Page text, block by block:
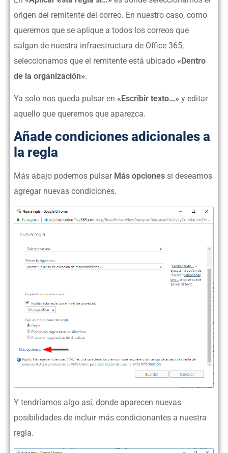
origen del remitente del correo. En nuestro caso, como
queremos que se aplique a todos los correos que
salgan de nuestra infraestructura de Office 365,
seleccionamos que el remitente está ubicado «Dentro
de la organización».
Ya solo nos queda pulsar en «Escribir texto…» y editar
aquello que queremos que aparezca.
Añade condiciones adicionales a
la regla
Más abajo podemos pulsar Más opciones si deseamos
agregar nuevas condiciones.
Y tendríamos algo así, donde aparecen nuevas
posibilidades de incluir más condicionantes a nuestra
regla.